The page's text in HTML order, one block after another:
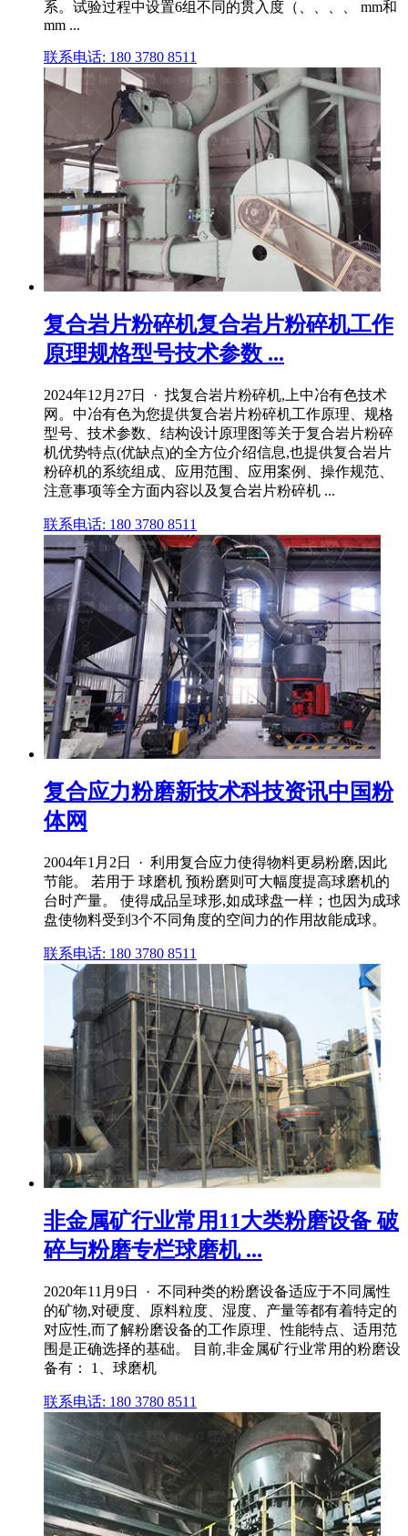
系。试验过程中设置6组不同的贯入度（、、、、 mm和
mm ...
联系电话: 180 3780 8511
复合岩片粉碎机复合岩片粉碎机工作
原理规格型号技术参数 ...
2024年12月27日 · 找复合岩片粉碎机,上中冶有色技术
网。中冶有色为您提供复合岩片粉碎机工作原理、规格
型号、技术参数、结构设计原理图等关于复合岩片粉碎
机优势特点(优缺点)的全方位介绍信息,也提供复合岩片
粉碎机的系统组成、应用范围、应用案例、操作规范、
注意事项等全方面内容以及复合岩片粉碎机 ...
联系电话: 180 3780 8511
复合应力粉磨新技术科技资讯中国粉
体网
2004年1月2日 · 利用复合应力使得物料更易粉磨,因此
节能。 若用于 球磨机 预粉磨则可大幅度提高球磨机的
台时产量。 使得成品呈球形,如成球盘一样；也因为成球
盘使物料受到3个不同角度的空间力的作用故能成球。
联系电话: 180 3780 8511
非金属矿行业常用11大类粉磨设备 破
碎与粉磨专栏球磨机 ...
2020年11月9日 · 不同种类的粉磨设备适应于不同属性
的矿物,对硬度、原料粒度、湿度、产量等都有着特定的
对应性,而了解粉磨设备的工作原理、性能特点、适用范
围是正确选择的基础。 目前,非金属矿行业常用的粉磨设
备有： 1、球磨机
联系电话: 180 3780 8511